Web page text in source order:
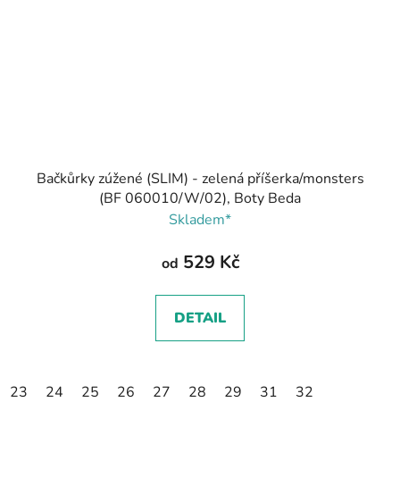
Bačkůrky zúžené (SLIM) - zelená příšerka/monsters
(BF 060010/W/02), Boty Beda
Skladem*
od 529 Kč
DETAIL
23 24 25 26 27 28 29 31 32